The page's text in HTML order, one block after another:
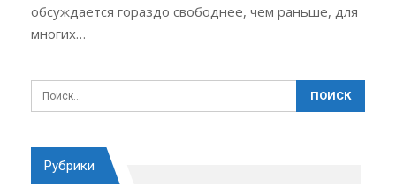
обсуждается гораздо свободнее, чем раньше, для
многих…
Рубрики